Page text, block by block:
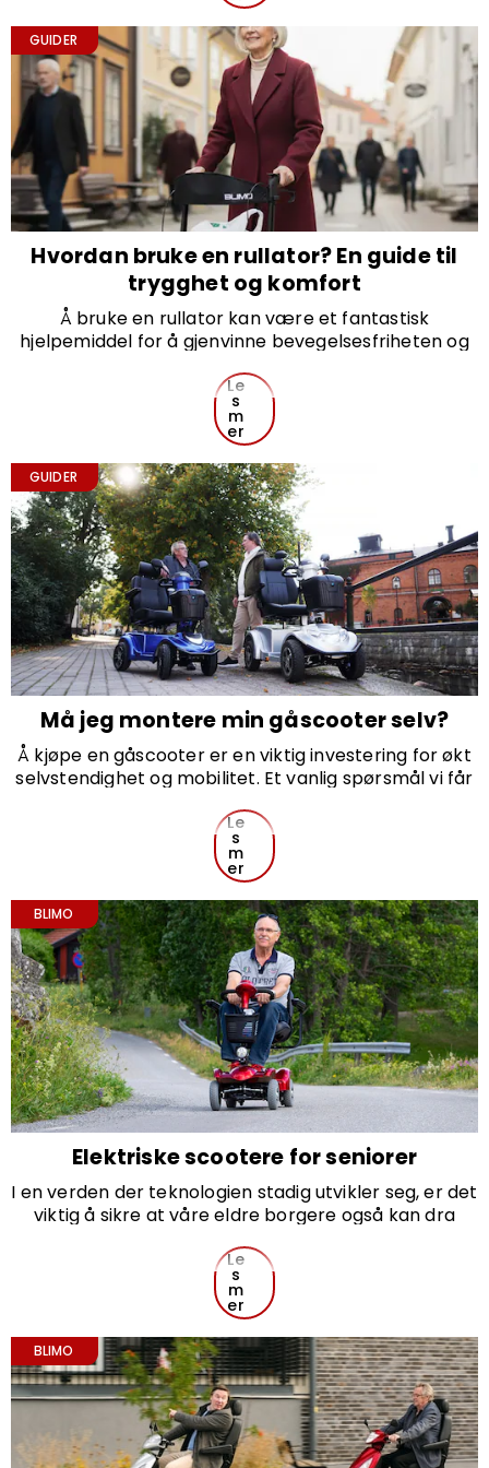
og morsom måte.
GUIDER
Hvordan bruke en rullator? En guide til
trygghet og komfort
Å bruke en rullator kan være et fantastisk
hjelpemiddel for å gjenvinne bevegelsesfriheten og
du best bruker en rullator, slik at du kan føle deg
trygg og komfortabel når du beveger deg.
Le
s
m
er
GUIDER
Må jeg montere min gåscooter selv?
Å kjøpe en gåscooter er en viktig investering for økt
selvstendighet og mobilitet. Et vanlig spørsmål vi får
gåscooter leveres 90 % ferdigmontert, noe som
betyr at du kun trenger å utføre et par enkle steg før
du er klar til å ta den i bruk.
Le
s
m
er
BLIMO
Elektriske scootere for seniorer
I en verden der teknologien stadig utvikler seg, er det
viktig å sikre at våre eldre borgere også kan dra
seniorer representerer en revolusjon innen mobilitet
og frihet, og gjør det mulig for eldre å bevare sin
uavhengighet og livskvalitet. Med avanserte
design, kan disse kjøretøyene gi en betydelig
forbedring i hverdagen.
Le
s
m
er
BLIMO